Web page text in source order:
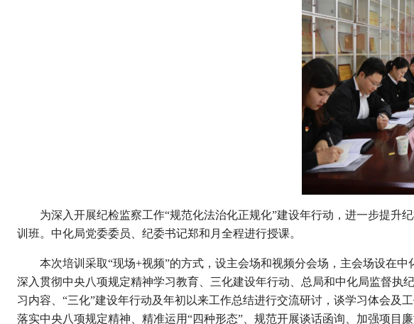
为深入开展纪检监察工作“规范化法治化正规化”建设年行动，进一步提升
训班。中化局党委委员、纪委书记郑和月全程进行授课。
本次培训采取“现场+视频”的方式，设主会场和视频分会场，主会场设在
深入贯彻中央八项规定精神学习教育、三化建设年行动、总局和中化局监督执
习内容、“三化”建设年行动及年初以来工作总结进行交流研讨，谈学习体会
落实中央八项规定精神、精准运用“四种形态”、规范开展谈话函询、加强项